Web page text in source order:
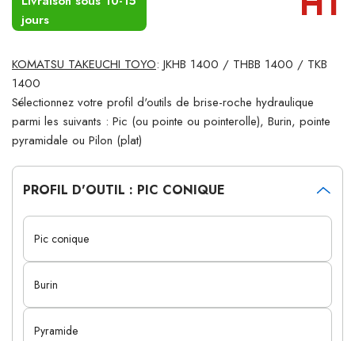
jours
KOMATSU TAKEUCHI TOYO: JKHB 1400 / THBB 1400 / TKB
1400
Sélectionnez votre profil d'outils de brise-roche hydraulique
parmi les suivants : Pic (ou pointe ou pointerolle), Burin, pointe
pyramidale ou Pilon (plat)
PROFIL D'OUTIL : PIC CONIQUE
Pic conique
Burin
Pyramide